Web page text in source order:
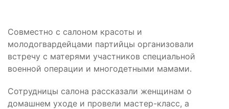
Совместно с салоном красоты и
молодогвардейцами партийцы организовали
встречу с матерями участников специальной
военной операции и многодетными мамами.
Сотрудницы салона рассказали женщинам о
домашнем уходе и провели мастер-класс, а